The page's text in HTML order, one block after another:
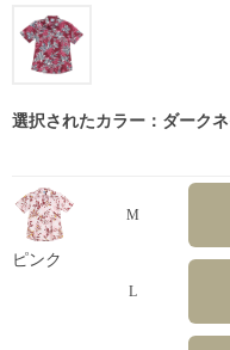
選択されたカラー：ダーク
ピンク
M
L